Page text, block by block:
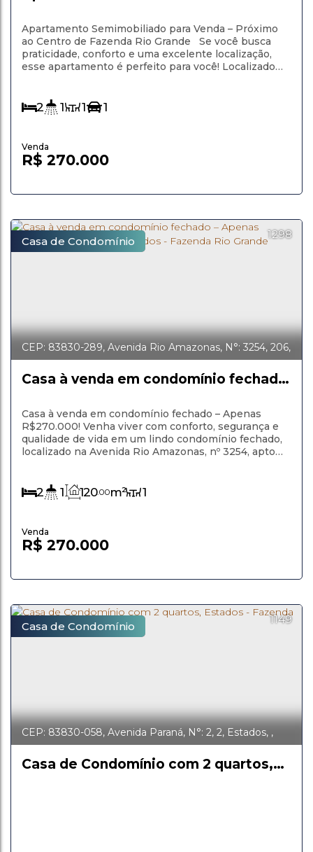
em Fazenda Rio Grande
R$ 270.000
2 1 1 1
Apartamento Semimobiliado para Venda – Próximo
ao Centro de Fazenda Rio Grande Se você busca
praticidade, conforto e uma excelente localização,
esse apartamento é perfeito para você! Localizado
público e tudo o que você precisa no dia a dia. O
1298
Casa de Condomínio
Casa à venda em condomínio fechado
Estados - Fazenda Rio Grande
R$ 270.000
CEP: 83830-289, Avenida Rio Amazonas, N°: 3254, 206,
Estados ,Fazenda Rio Grande,Paraná,Brasil
2 1 120.00m² 1
Casa à venda em condomínio fechado – Apenas
R$270.000! Venha viver com conforto, segurança e
qualidade de vida em um lindo condomínio fechado,
localizado na Avenida Rio Amazonas, nº 3254, apto
descansar com tranquilidade; 1 banheiro moderno,
pensado para praticidade e...
1149
Casa de Condomínio
Casa de Condomínio com 2 quartos,
CEP: 83830-058, Avenida Paraná, N°: 2, 2, Estados ,
Fazenda Rio Grande,Paraná,Brasil